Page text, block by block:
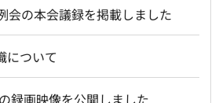
会の本会議録を掲載しました
について
録画映像を公開しました